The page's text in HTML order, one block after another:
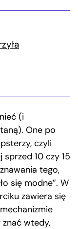
(i
One po
czyli
10 czy 15
tego,
się modne”. W
zawiera się
znać wtedy,